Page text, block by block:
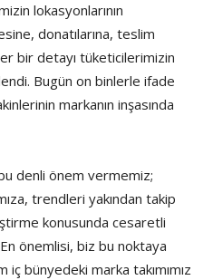
lokasyonlarının
donatılarına, teslim
bir detayı tüketicilerimizin
Bugün on binlerle ifade
markanın inşasında
denli önem vermemiz;
trendleri yakından takip
konusunda cesaretli
En önemlisi, biz bu noktaya
bünyedeki marka takımımız